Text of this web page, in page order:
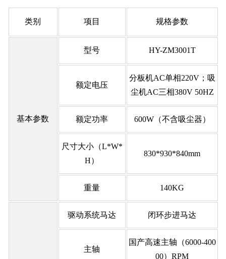
类别 项目 规格参数
基本参数
型号 HY-ZM3001T
额定电压
分板机AC单相220V；吸
尘机AC三相380V 50HZ
额定功率 600W（不含吸尘器）
尺寸大小（L*W*
H）
830*930*840mm
重量 140KG
驱动系统马达 闭环步进马达
主轴
国产高速主轴（6000-400
00）RPM